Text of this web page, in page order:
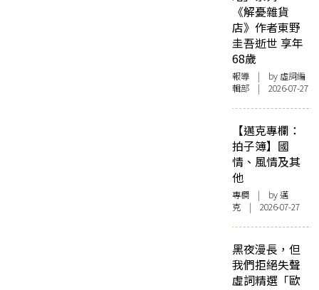
《解憂雜貨
店》作者東野
圭吾逝世 享年
68歲
報導 | by 虛詞編
輯部 | 2026-07-27
【邁克專欄：
拍子簿】國
情、風情及其
他
專欄 | by邁
克 | 2026-07-27
黑夜漫長，但
我們拒絕失聲
虛詞精選「歐